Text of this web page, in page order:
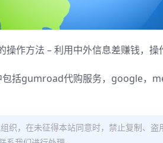
作方法 – 利用中外信息差赚钱，
包括gumroad代购服务，google，
织，在未征得本站同意时，禁止复制、盗